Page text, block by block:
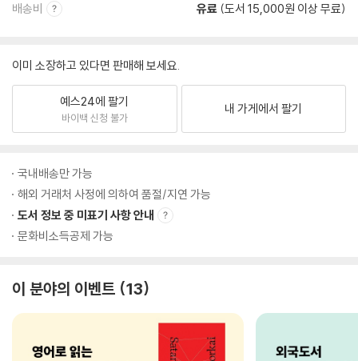
배송비 유료 (도서 15,000원 이상 무료)
이미 소장하고 있다면 판매해 보세요.
예스24에 팔기
바이백 신청 불가
내 가게에서 팔기
국내배송만 가능
해외 거래처 사정에 의하여 품절/지연 가능
도서 정보 중 미표기 사항 안내
문화비소득공제 가능
이 분야의 이벤트 13